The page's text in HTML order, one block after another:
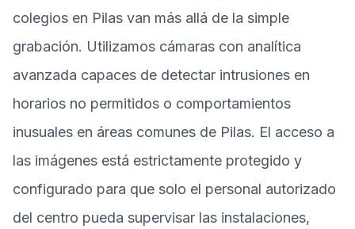
colegios en Pilas van más allá de la simple
grabación. Utilizamos cámaras con analítica
avanzada capaces de detectar intrusiones en
horarios no permitidos o comportamientos
inusuales en áreas comunes de Pilas. El acceso a
las imágenes está estrictamente protegido y
configurado para que solo el personal autorizado
del centro pueda supervisar las instalaciones,